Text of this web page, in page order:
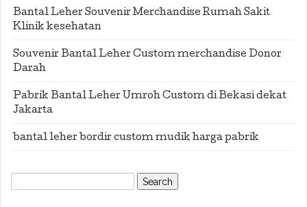
Bantal Leher Souvenir Merchandise Rumah Sakit
Klinik kesehatan
Souvenir Bantal Leher Custom merchandise Donor
Darah
Pabrik Bantal Leher Umroh Custom di Bekasi dekat
Jakarta
bantal leher bordir custom mudik harga pabrik
Search
for: